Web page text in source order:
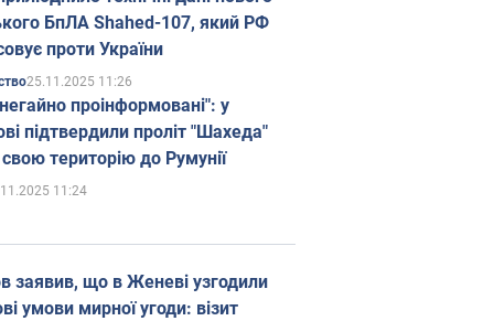
БпЛА Shahed-107, який РФ
проти України
25.11.2025 11:26
проінформовані": у
підтвердили проліт "Шахеда"
територію до Румунії
11:24
заявив, що в Женеві узгодили
умови мирної угоди: візит